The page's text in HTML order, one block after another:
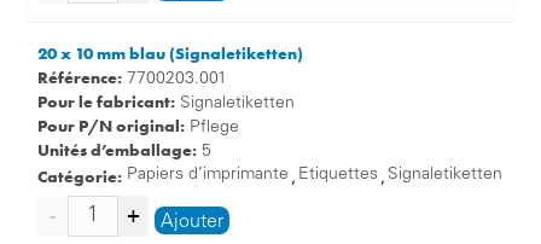
20 x 10 mm blau (Signaletiketten)
Référence: 7700203.001
Pour le fabricant: Signaletiketten
Pour P/N original: Pflege
Unités d’emballage: 5
Catégorie: Papiers d’imprimante , Etiquettes , Signaletiketten
Ajouter